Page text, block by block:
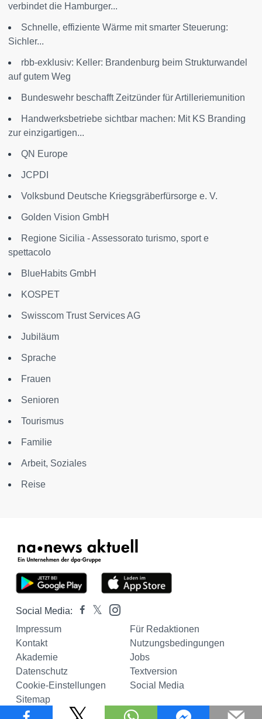
verbindet die Hamburger...
Schnelle, effiziente Wärme mit smarter Steuerung:
Sichler...
rbb-exklusiv: Keller: Brandenburg beim Strukturwandel
auf gutem Weg
Bundeswehr beschafft Zeitzünder für Artilleriemunition
Handwerksbetriebe sichtbar machen: Mit KS Branding
zur einzigartigen...
QN Europe
JCPDI
Volksbund Deutsche Kriegsgräberfürsorge e. V.
Golden Vision GmbH
Regione Sicilia - Assessorato turismo, sport e
spettacolo
BlueHabits GmbH
KOSPET
Swisscom Trust Services AG
Jubiläum
Sprache
Frauen
Senioren
Tourismus
Familie
Arbeit, Soziales
Reise
Social Media:
Impressum
Für Redaktionen
Kontakt
Nutzungsbedingungen
Akademie
Jobs
Datenschutz
Textversion
Cookie-Einstellungen
Social Media
Sitemap